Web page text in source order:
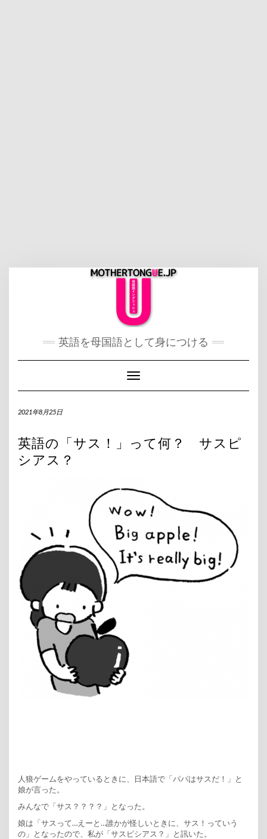
英語を母国語として身につける
Toggle Navigation
2021年8月25日
英語の「サス！」って何？ サスピ
シアス？
人狼ゲームをやっているときに、日本語で「パパはサスだ！」と
娘が言った。
みんなで「サス？？？？」となった。
娘は「サスって…えーと…誰かが怪しいときに、サス！っていう
の」となったので、私が「サスピシアス？」と訊いた。